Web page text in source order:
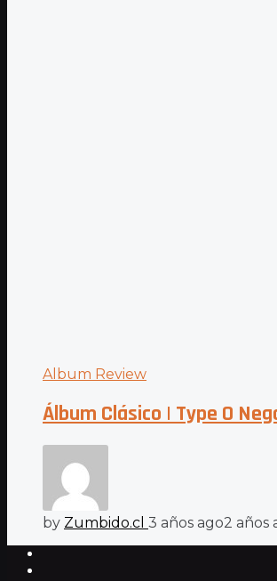
Album Review
Álbum Clásico | Type O
by Zumbido.cl 3 años ago2 años